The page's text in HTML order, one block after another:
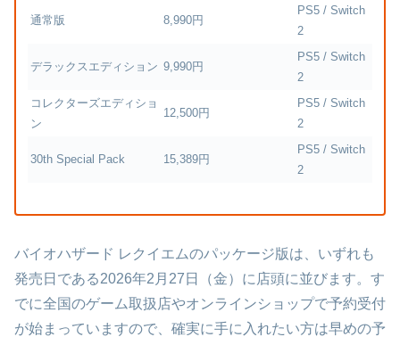
通常版 8,990円
PS5 / Switch
2
デラックスエディション 9,990円
PS5 / Switch
2
コレクターズエディショ
ン
12,500円
PS5 / Switch
2
30th Special Pack 15,389円
PS5 / Switch
2
バイオハザード レクイエムのパッケージ版は、いずれも
発売日である2026年2月27日（金）に店頭に並びます。す
でに全国のゲーム取扱店やオンラインショップで予約受付
が始まっていますので、確実に手に入れたい方は早めの予